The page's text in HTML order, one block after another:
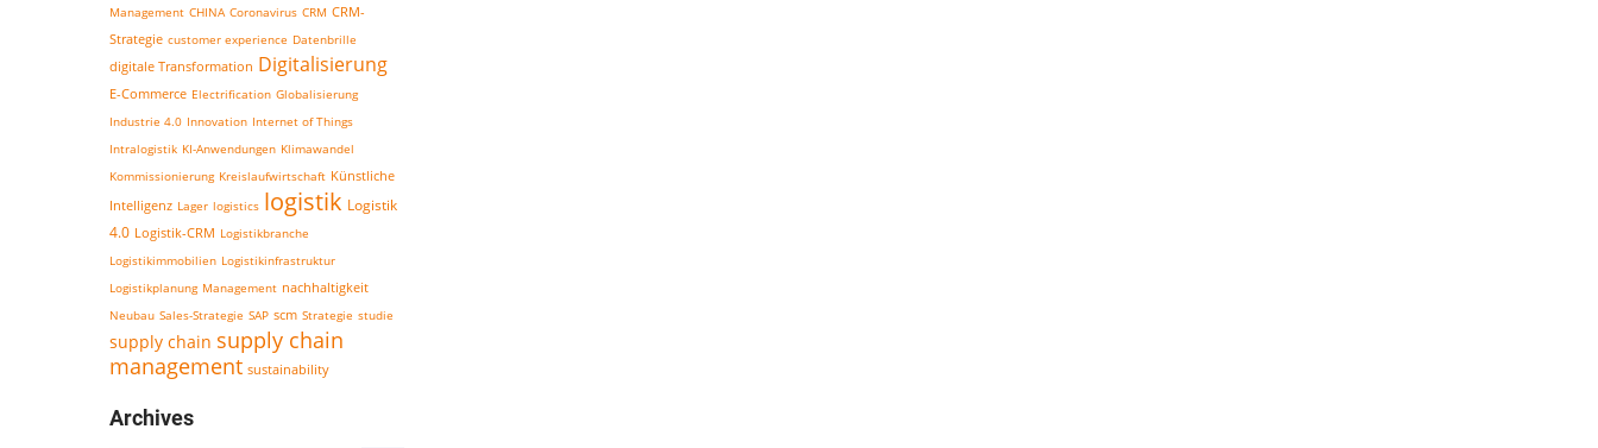
Management CHINA Coronavirus CRM CRM-
Strategie customer experience Datenbrille
digitale Transformation Digitalisierung
E-Commerce Electrification Globalisierung
Industrie 4.0 Innovation Internet of Things
Intralogistik KI-Anwendungen Klimawandel
Kommissionierung Kreislaufwirtschaft Künstliche
Intelligenz Lager logistics logistik Logistik
4.0 Logistik-CRM Logistikbranche
Logistikimmobilien Logistikinfrastruktur
Logistikplanung Management nachhaltigkeit
Neubau Sales-Strategie SAP scm Strategie studie
supply chain supply chain
management sustainability
Archives